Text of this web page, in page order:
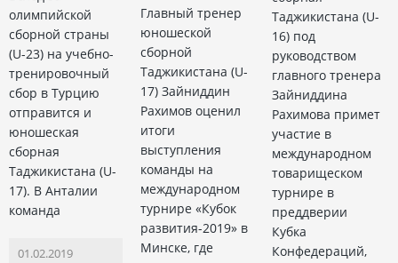
олимпийской
сборной страны
(U-23) на учебно-
тренировочный
сбор в Турцию
отправится и
юношеская
сборная
Таджикистана (U-
17). В Анталии
команда
01.02.2019
Главный тренер
юношеской
сборной
Таджикистана (U-
17) Зайниддин
Рахимов оценил
итоги
выступления
команды на
международном
турнире «Кубок
развития-2019» в
Минске, где
Таджикистана (U-
16) под
руководством
главного тренера
Зайниддина
Рахимова примет
участие в
международном
товарищеском
турнире в
преддверии
Кубка
Конфедераций,